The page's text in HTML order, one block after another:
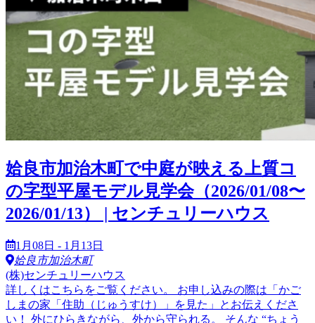
姶良市加治木町で中庭が映える上質コ
の字型平屋モデル見学会（2026/01/08〜
2026/01/13） | センチュリーハウス
1月08日 - 1月13日
姶良市加治木町
(株)センチュリーハウス
詳しくはこちらをご覧ください。 お申し込みの際は「かご
しまの家「住助（じゅうすけ）」を見た」とお伝えくださ
い！ 外にひらきながら、外から守られる。 そんな “ちょう